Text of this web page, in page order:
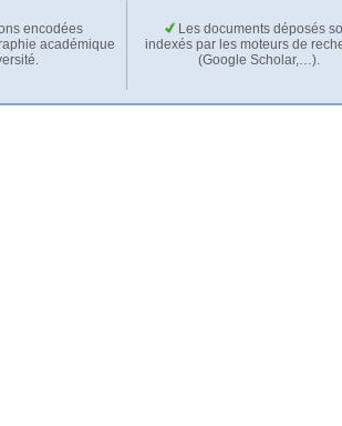
encodées
académique
Les documents déposés
indexés par les moteurs de
(Google Scholar,…).